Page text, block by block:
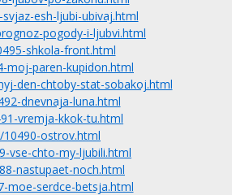
esh-ljubi-ubivaj.html
pogody-i-ljubvi.html
shkola-front.html
moj-paren-kupidon.html
den-chtoby-stat-sobakoj.html
dnevnaja-luna.html
vremja-kkok-tu.html
/10490-ostrov.html
vse-chto-my-ljubili.html
nastupaet-noch.html
moe-serdce-betsja.html